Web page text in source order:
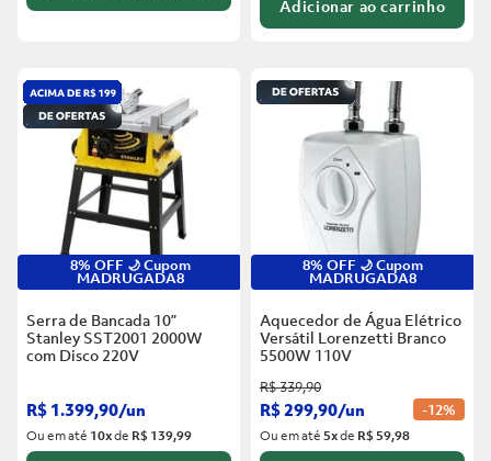
Adicionar ao carrinho
8% OFF 🌙 Cupom
MADRUGADA8
Serra de Bancada 10”
Stanley SST2001 2000W
com Disco 220V
R$ 1.399,90/un
Ou em até 10xde R$ 139,99
8% OFF 🌙 Cupom
MADRUGADA8
Aquecedor de Água Elétrico
Versátil Lorenzetti Branco
5500W 110V
R$339,90
R$299,90/un -12%
Ou em até5xde R$ 59,98